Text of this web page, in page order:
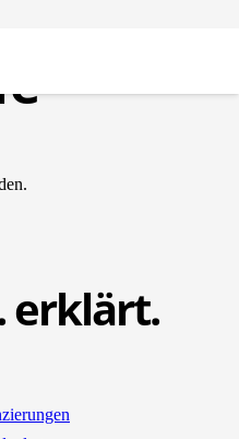
erklärt.